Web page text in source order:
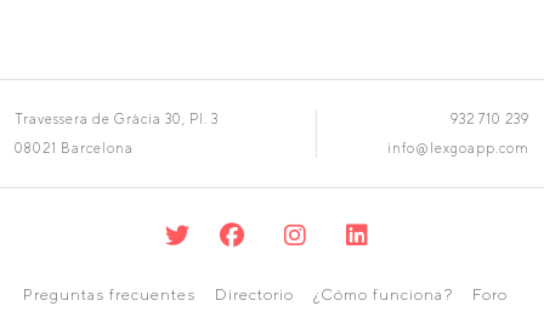
Travessera de Gràcia 30, Pl. 3
08021 Barcelona
932 710 239
info@lexgoapp.com
Preguntas frecuentes Directorio ¿Cómo funciona? Foro